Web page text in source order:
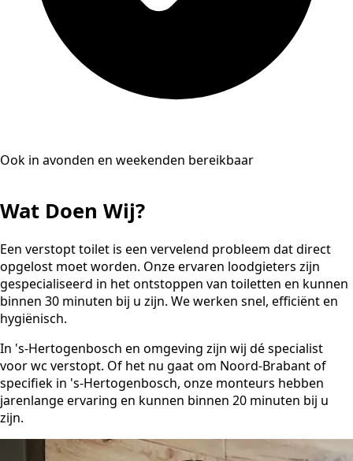
Ook in avonden en weekenden bereikbaar
Wat Doen Wij?
Een verstopt toilet is een vervelend probleem dat direct
opgelost moet worden. Onze ervaren loodgieters zijn
gespecialiseerd in het ontstoppen van toiletten en kunnen
binnen 30 minuten bij u zijn. We werken snel, efficiënt en
hygiënisch.
In 's-Hertogenbosch en omgeving zijn wij dé specialist
voor wc verstopt. Of het nu gaat om Noord-Brabant of
specifiek in 's-Hertogenbosch, onze monteurs hebben
jarenlange ervaring en kunnen binnen 20 minuten bij u
zijn.